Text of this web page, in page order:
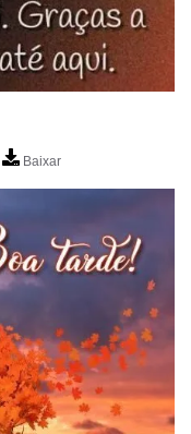
Baixar